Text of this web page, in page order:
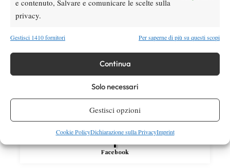
e contenuto, Salvare e comunicare le scelte sulla
privacy.
Gestisci 1410 fornitori Per saperne di più su questi scopi
Continua
Solo necessari
Gestisci opzioni
Cookie PolicyDichiarazione sulla PrivacyImprint
Atp News
gioco sospeso
SOCIAL
Facebook